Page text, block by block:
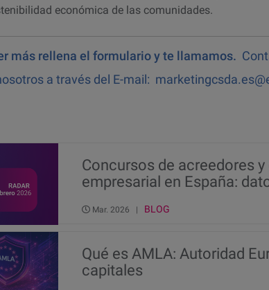
económica de las comunidades.
más rellena el formulario y te llamamos.
a través del E-mail:
Concursos de acreedores
empresarial en España:
Mar. 2026 | BLOG
Qué es AMLA: Autoridad
capitales